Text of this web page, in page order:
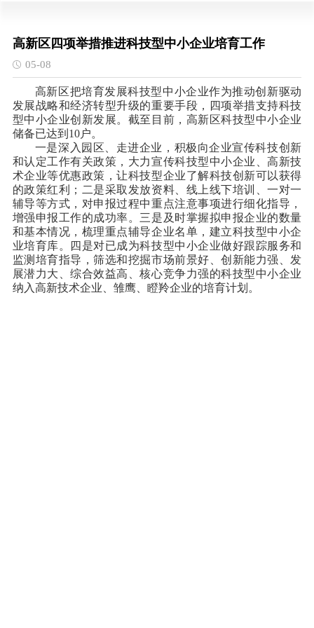
高新区四项举措推进科技型中小企业培育工作
05-08
高新区把培育发展科技型中小企业作为推动创新驱动
发展战略和经济转型升级的重要手段，四项举措支持科技
型中小企业创新发展。截至目前，高新区科技型中小企业
储备已达到10户。
一是深入园区、走进企业，积极向企业宣传科技创新
和认定工作有关政策，大力宣传科技型中小企业、高新技
术企业等优惠政策，让科技型企业了解科技创新可以获得
的政策红利；二是采取发放资料、线上线下培训、一对一
辅导等方式，对申报过程中重点注意事项进行细化指导，
增强申报工作的成功率。三是及时掌握拟申报企业的数量
和基本情况，梳理重点辅导企业名单，建立科技型中小企
业培育库。四是对已成为科技型中小企业做好跟踪服务和
监测培育指导，筛选和挖掘市场前景好、创新能力强、发
展潜力大、综合效益高、核心竞争力强的科技型中小企业
纳入高新技术企业、雏鹰、瞪羚企业的培育计划。